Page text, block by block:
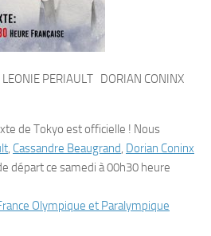
PERIAULT DORIAN CONINX
de Tokyo est officielle ! Nous
, Cassandre Beaugrand, Dorian Coninx
départ ce samedi à 00h30 heure
Olympique et Paralympique